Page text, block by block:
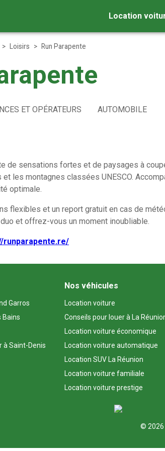
Location
> Loisirs > Run Parapente
ET OPÉRATEURS AUTOMOBILE
de sensations fortes et de paysages à
les montagnes classées UNESCO.
optimale.
flexibles et un report gratuit en cas de
et offrez-vous un moment inoubliable.
runparapente.re/
Garros
Bains
à Saint-Denis
Nos véhicules
Location voiture
Conseils pour louer à La
Location voiture économique
Location voiture automatique
Location SUV La Réunion
Location voiture familiale
Location voiture prestige
© 2026